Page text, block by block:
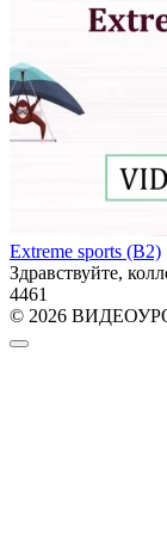
Extreme sports (B2)
Здравствуйте,
4461
© 2026